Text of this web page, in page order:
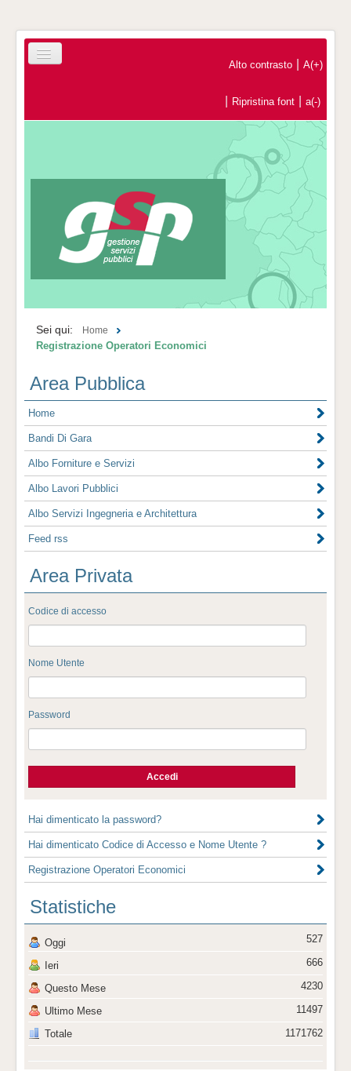
Contatti
Alto contrasto A(+)
Ripristina font a(-)
Sei qui: Home
Registrazione Operatori Economici
Area Pubblica
Home
Bandi Di Gara
Albo Forniture e Servizi
Albo Lavori Pubblici
Albo Servizi Ingegneria e Architettura
Feed rss
Area Privata
Codice di accesso
Nome Utente
Password
Hai dimenticato la password?
Hai dimenticato Codice di Accesso e Nome Utente ?
Registrazione Operatori Economici
Statistiche
Oggi
Ieri
Questo Mese
Ultimo Mese
Totale
527
666
4230
11497
1171762